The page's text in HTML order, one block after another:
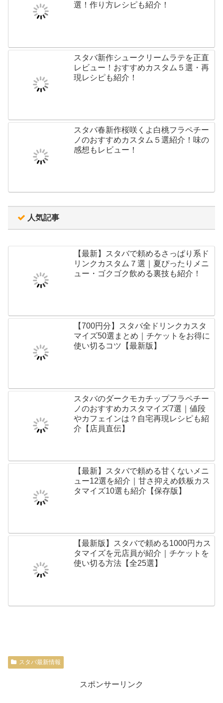
選！作り方レシピも紹介！
スタバ新作シュークリームラテを正直
レビュー！おすすめカスタム５選・再
現レシピも紹介！
スタバ春新作桜咲くよ白桃フラペチー
ノのおすすめカスタム５選紹介！味の
感想もレビュー！
人気記事
【最新】スタバで頼めるさっぱり系ド
リンクカスタム７選｜夏ぴったりメニ
ュー・ゴクゴク飲める裏技も紹介！
【700円分】スタバ全ドリンクカスタ
マイズ50選まとめ｜チケットをお得に
使い切るコツ【最新版】
スタバのダークモカチップフラペチー
ノのおすすめカスタマイズ7選｜値段
やカフェインは？自宅再現レシピも紹
介【店員直伝】
【最新】スタバで頼める甘くないメニ
ュー12選を紹介｜甘さ抑えめ鉄板カス
タマイズ10選も紹介【保存版】
【最新版】スタバで頼める1000円カス
タマイズを元店員が紹介｜チケットを
使い切る方法【全25選】
スタバ最新情報
スポンサーリンク